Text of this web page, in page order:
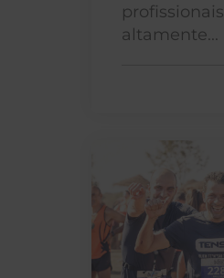
profissionais
altamente...